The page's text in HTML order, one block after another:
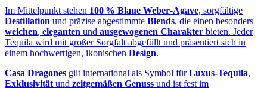
Im Mittelpunkt stehen 100 % Blaue Weber‑Agave, sorgfältige
Destillation und präzise abgestimmte Blends, die einen besonders
weichen, eleganten und ausgewogenen Charakter bieten. Jeder
Tequila wird mit großer Sorgfalt abgefüllt und präsentiert sich in
einem hochwertigen, ikonischen Design.
Casa Dragones gilt international als Symbol fürLuxus‑Tequila,
Exklusivität und zeitgemäßen Genuss und ist fest im